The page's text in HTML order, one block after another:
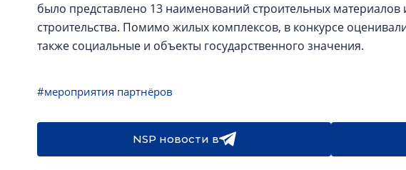
было представлено 13 наименований строительных материалов
строительства. Помимо жилых комплексов, в конкурсе
также социальные и объекты государственного значения.
#мероприятия партнёров
NSP новости в